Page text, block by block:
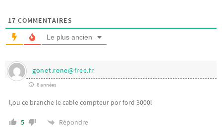
17 COMMENTAIRES
Le plus ancien
gonet.rene@free.fr
8 années
l,ou ce branche le cable compteur por ford 3000l
5 Répondre